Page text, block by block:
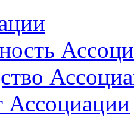
Ассоциации